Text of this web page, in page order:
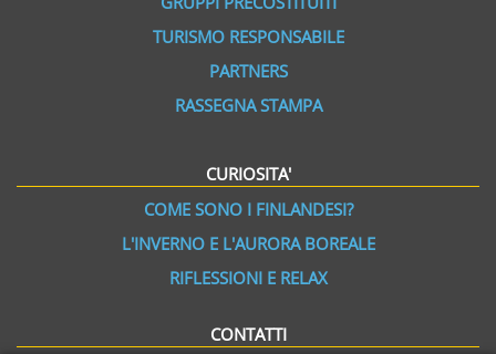
TURISMO RESPONSABILE
PARTNERS
RASSEGNA STAMPA
CURIOSITA'
COME SONO I FINLANDESI?
L'INVERNO E L'AURORA BOREALE
RIFLESSIONI E RELAX
CONTATTI